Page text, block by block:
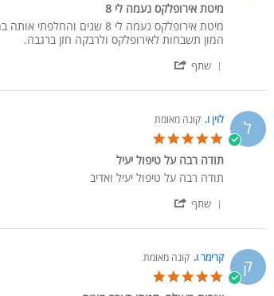
מיטת אירופלקס נעמה לי 8
Review by אלוני ד. on 2 Nov 2025
review stating מיטת אירופלקס נעמה לי 8
מיטת אירופלקס נעמה לי 8 שנים והחלפתי אותה במיטת "צעיר וחצי"לנוחיותי.
המון תשבחות לאירופלקס ולרבקה חזן ברגבה.
שתף
ל לוין ו. קונה מאומת
תודה רבה על טיפול יעיל
Review by לוין ו. on 26 Sep 2025
review stating תודה רבה על טיפול יעיל
תודה רבה על טיפול יעיל ואדיב
שתף
ק קרימר ו. קונה מאומת